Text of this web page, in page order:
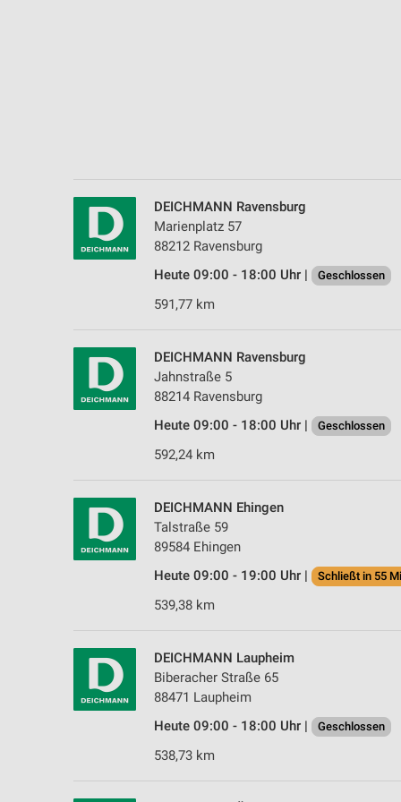
DEICHMANN Ravensburg
Marienplatz 57
88212 Ravensburg
Heute 09:00 - 18:00 Uhr |
Geschlossen
591,77 km
DEICHMANN Ravensburg
Jahnstraße 5
88214 Ravensburg
Heute 09:00 - 18:00 Uhr |
Geschlossen
592,24 km
DEICHMANN Ehingen
Talstraße 59
89584 Ehingen
Heute 09:00 - 19:00 Uhr |
Schließt in 55
539,38 km
DEICHMANN Laupheim
Biberacher Straße 65
88471 Laupheim
Heute 09:00 - 18:00 Uhr |
Geschlossen
538,73 km
Verwendung genauer Standortdaten
Geräte anhand von aktiv angeforderten Informationen
Nicht-IAB-Verarbeitungszwecke:
Funktional